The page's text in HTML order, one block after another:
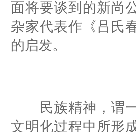
面将要谈到的新尚
杂家代表作《吕氏
的启发。
民族精神，谓一
文明化过程中所形